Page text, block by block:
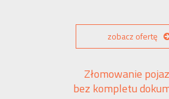
zobacz ofertę
Złomowanie
bez kompletu